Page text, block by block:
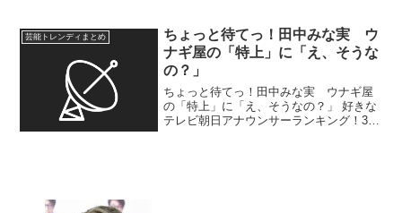
ールドカップ（W杯）にも出場したMF伊
東純也の不起訴を...
芸能トレンディまとめ
ちょっと待てっ！田中みな実 ウ
ナギ屋の「特上」に「え、そうな
の？」
ちょっと待てっ！田中みな実 ウナギ屋
の「特上」に「え、そうなの？」 好きな
テレビ朝日アナウンサーランキング！3位